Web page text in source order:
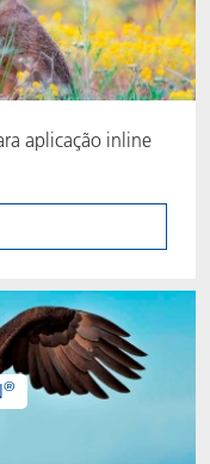
aplicação inline
®